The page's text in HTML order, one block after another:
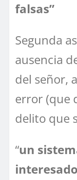
falsas”
Segunda
ausencia
del señor,
error (que
delito que
“un